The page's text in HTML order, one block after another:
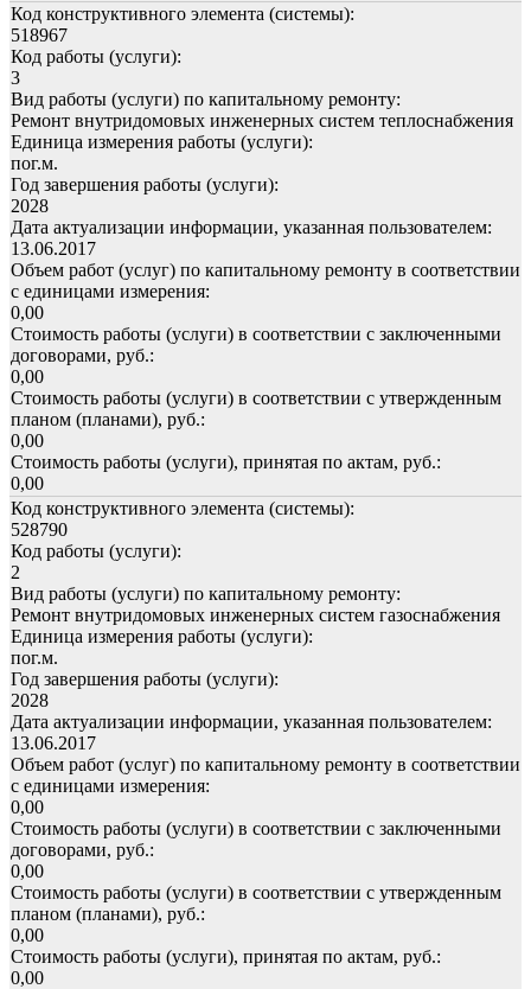
Код конструктивного элемента (системы):
518967
Код работы (услуги):
3
Вид работы (услуги) по капитальному ремонту:
Ремонт внутридомовых инженерных систем теплоснабжения
Единица измерения работы (услуги):
пог.м.
Год завершения работы (услуги):
2028
Дата актуализации информации, указанная пользователем:
13.06.2017
Объем работ (услуг) по капитальному ремонту в соответствии
с единицами измерения:
0,00
Стоимость работы (услуги) в соответствии с заключенными
договорами, руб.:
0,00
Стоимость работы (услуги) в соответствии с утвержденным
планом (планами), руб.:
0,00
Стоимость работы (услуги), принятая по актам, руб.:
0,00
Код конструктивного элемента (системы):
528790
Код работы (услуги):
2
Вид работы (услуги) по капитальному ремонту:
Ремонт внутридомовых инженерных систем газоснабжения
Единица измерения работы (услуги):
пог.м.
Год завершения работы (услуги):
2028
Дата актуализации информации, указанная пользователем:
13.06.2017
Объем работ (услуг) по капитальному ремонту в соответствии
с единицами измерения:
0,00
Стоимость работы (услуги) в соответствии с заключенными
договорами, руб.:
0,00
Стоимость работы (услуги) в соответствии с утвержденным
планом (планами), руб.:
0,00
Стоимость работы (услуги), принятая по актам, руб.:
0,00